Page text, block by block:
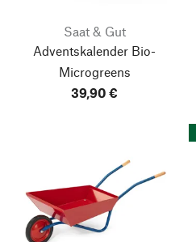
Saat & Gut
Adventskalender Bio-
Microgreens
39,90 €